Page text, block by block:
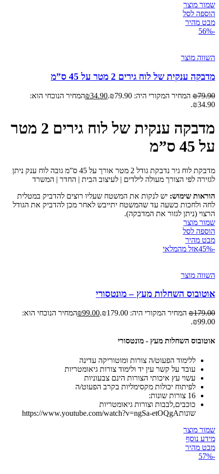
שמור מוצר
הוספה לסל
מבט מהיר
-56%
השווה מוצר
מדבקה ענקית של לוח גירים 2 מטר על 45 ס”מ
₪79.90 המחיר המקורי היה: ₪79.90. ₪34.90
המחיר הנוכחי הוא:
₪34.90.
מדבקה ענקית של לוח גירים 2 מטר
על 45 ס”מ
מדבקת לוח גיר נדבקת גודל 2 מטר אורך על 45 ס”מ גובה לוח ענק ניתן
לגזירה לפי הצורך מעולה לילדים | לעיצוב הבית | החדר | המשרד
הוראות שימוש: יש לנקות את המשטח שעליו רוצים להדביק במטלית
לחה ולחכות כשעה עד שהמשטח יתייבש לאחר מכן להדביק את הגודל
הרצוי (ניתן לגזור את המדבקה).
שמור מוצר
הוספה לסל
מבט מהיר
-45%
אזל מהמלאי
השווה מוצר
אוטובוס השחלות מעץ – מונטסורי
₪179.00 המחיר המקורי היה: ₪179.00. ₪99.00
המחיר הנוכחי הוא:
₪99.00.
אוטובוס השחלות מעץ - מונטסורי
ללימוד הפעוט/ה צורות ומוטוריקה עדינה
עובד על קשר עין יד ולימוד צורות גיאומטריות
עשוי עץ איכותי הצורות הינם צבעוניות
לפיתוח יכולות מקסימליות בקרב הפעוט/ה
16 צורות שונות:
כוכבים,לבבות וצורות גיאומטריות
שונותhttps://www.youtube.com/watch?v=ngSa-etOQgA
שמור מוצר
מידע נוסף
מבט מהיר
-57%